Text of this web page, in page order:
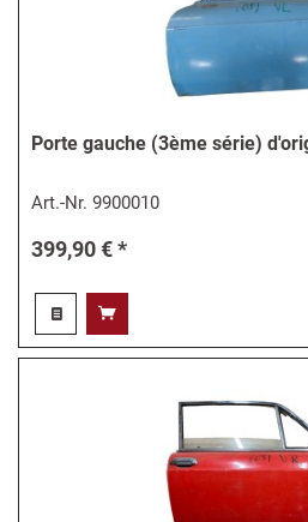
Porte gauche (3ème série)
Art.-Nr.9900010
399,90 € *